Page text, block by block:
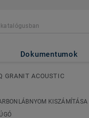
Dokumentumok
GRANIT ACOUSTIC
KISZÁMÍTÁSA